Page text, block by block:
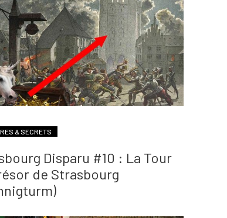
& SECRETS
Disparu #10 : La Tour
de Strasbourg